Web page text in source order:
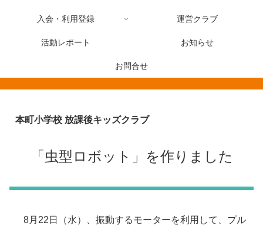
入会・利用登録 運営クラブ
活動レポート お知らせ
お問合せ
本町小学校 放課後キッズクラブ
「虫型ロボット」を作りました
8月22日（水）、振動するモーターを利用して、プル